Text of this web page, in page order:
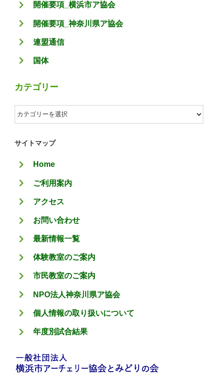
開催要項_横浜市ア協会
開催要項_神奈川県ア協会
連盟通信
国体
カテゴリー
カ
テ
ゴ
ー
サイトマップ
Home
ご利用案内
アクセス
お問い合わせ
最新情報一覧
体験教室のご案内
市民教室のご案内
NPO法人神奈川県ア協会
個人情報の取り扱いについて
年度別試合結果